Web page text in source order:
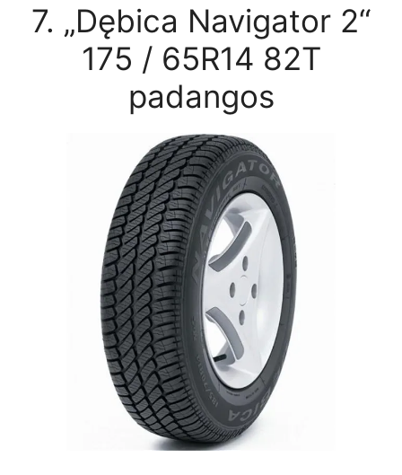
7. „Dębica Navigator 2“
175 / 65R14 82T
padangos